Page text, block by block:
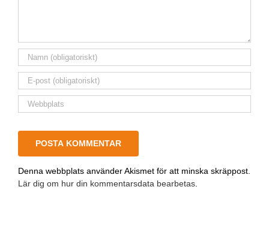
Denna webbplats använder Akismet för att minska skräppost.
Lär dig om hur din kommentarsdata bearbetas.